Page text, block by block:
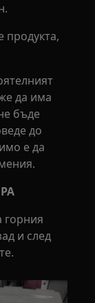
продукта,
да има
бъде
до
е да
горния
и след